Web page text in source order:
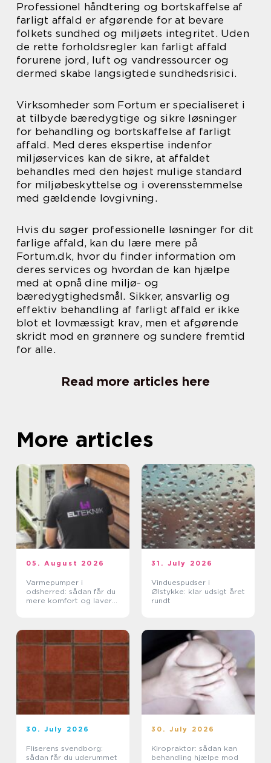
Professionel håndtering og bortskaffelse af
farligt affald er afgørende for at bevare
folkets sundhed og miljøets integritet. Uden
de rette forholdsregler kan farligt affald
forurene jord, luft og vandressourcer og
dermed skabe langsigtede sundhedsrisici.
Virksomheder som Fortum er specialiseret i
at tilbyde bæredygtige og sikre løsninger
for behandling og bortskaffelse af farligt
affald. Med deres ekspertise indenfor
miljøservices kan de sikre, at affaldet
behandles med den højest mulige standard
for miljøbeskyttelse og i overensstemmelse
med gældende lovgivning.
Hvis du søger professionelle løsninger for dit
farlige affald, kan du lære mere på
Fortum.dk, hvor du finder information om
deres services og hvordan de kan hjælpe
med at opnå dine miljø- og
bæredygtighedsmål. Sikker, ansvarlig og
effektiv behandling af farligt affald er ikke
blot et lovmæssigt krav, men et afgørende
skridt mod en grønnere og sundere fremtid
for alle.
Read more articles here
More articles
05. August 2026
Varmepumper i
odsherred: sådan får du
mere komfort og lavere
31. July 2026
Vinduespudser i
Ølstykke: klar udsigt året
rundt
30. July 2026
Fliserens svendborg:
sådan får du uderummet
30. July 2026
Kiropraktor: sådan kan
behandling hjælpe mod